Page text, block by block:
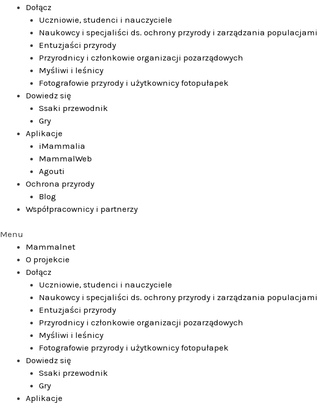
Dołącz
Uczniowie, studenci i nauczyciele
Naukowcy i specjaliści ds. ochrony przyrody i zarządzania
Entuzjaści przyrody
Przyrodnicy i członkowie organizacji pozarządowych
Myśliwi i leśnicy
Fotografowie przyrody i użytkownicy fotopułapek
Dowiedz się
Ssaki przewodnik
Gry
Aplikacje
iMammalia
MammalWeb
Agouti
Ochrona przyrody
Blog
Współpracownicy i partnerzy
Menu
Mammalnet
O projekcie
Dołącz
Uczniowie, studenci i nauczyciele
Naukowcy i specjaliści ds. ochrony przyrody i zarządzania
Entuzjaści przyrody
Przyrodnicy i członkowie organizacji pozarządowych
Myśliwi i leśnicy
Fotografowie przyrody i użytkownicy fotopułapek
Dowiedz się
Ssaki przewodnik
Gry
Aplikacje